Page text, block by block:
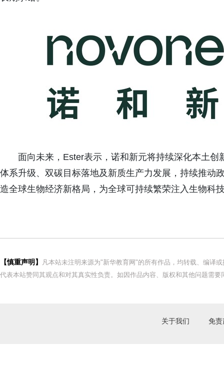
面向未来，Ester表示，诺和新元将持续深化本土
体系升级、双碳目标落地及新质生产力发展，持续推动
造全球生物经济新格局，为全球可持续繁荣注入生物科
【慎重声明】
凡本站未注明来源为"新华教育网"的所有作品，均转载、编译
代表本站赞同其观点和对其真实性负责。如因作品内容、版权和其他问题需
关于我们 免责